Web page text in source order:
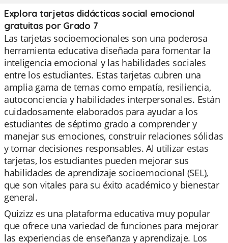
Explora tarjetas didácticas social emocional
gratuitas por Grado 7
Las tarjetas socioemocionales son una poderosa
herramienta educativa diseñada para fomentar la
inteligencia emocional y las habilidades sociales
entre los estudiantes. Estas tarjetas cubren una
amplia gama de temas como empatía, resiliencia,
autoconciencia y habilidades interpersonales. Están
cuidadosamente elaborados para ayudar a los
estudiantes de séptimo grado a comprender y
manejar sus emociones, construir relaciones sólidas
y tomar decisiones responsables. Al utilizar estas
tarjetas, los estudiantes pueden mejorar sus
habilidades de aprendizaje socioemocional (SEL),
que son vitales para su éxito académico y bienestar
general.
Quizizz es una plataforma educativa muy popular
que ofrece una variedad de funciones para mejorar
las experiencias de enseñanza y aprendizaje. Los